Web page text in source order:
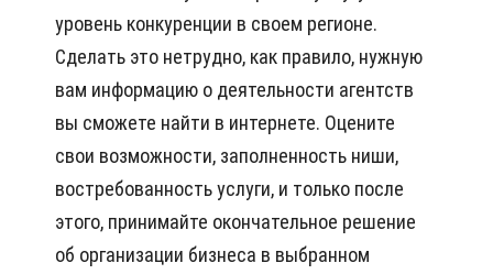
уровень конкуренции в своем регионе.
Сделать это нетрудно, как правило, нужную
вам информацию о деятельности агентств
вы сможете найти в интернете. Оцените
свои возможности, заполненность ниши,
востребованность услуги, и только после
этого, принимайте окончательное решение
об организации бизнеса в выбранном